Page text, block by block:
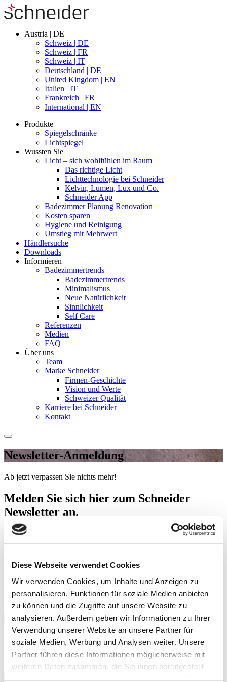
Diese Webseite verwendet Cookies
Wir verwenden Cookies, um Inhalte und Anzeigen zu
personalisieren, Funktionen für soziale Medien anbieten
zu können und die Zugriffe auf unsere Website zu
analysieren. Außerdem geben wir Informationen zu Ihrer
Verwendung unserer Website an unsere Partner für
soziale Medien, Werbung und Analysen weiter. Unsere
Partner führen diese Informationen möglicherweise mit
weiteren Daten zusammen, die Sie ihnen bereitgestellt
Austria | DE
Schweiz | DE
Schweiz | FR
Schweiz | IT
Deutschland | DE
United Kingdom | EN
Italien | IT
Frankreich | FR
International | EN
Produkte
Spiegelschränke
Lichtspiegel
Wussten Sie
Licht – sich wohlfühlen im Raum
Das richtige Licht
Lichttechnologie bei Schneider
Kelvin, Lumen, Lux und Co.
Schneider App
Badezimmer Planung Renovation
Kosten sparen
Hygiene und Reinigung
Umstieg mit Mehrwert
Händlersuche
Downloads
Informieren
Badezimmertrends
Badezimmertrends
Minimalismus
Neue Natürlichkeit
Sinnlichkeit
Self Care
Referenzen
Medien
FAQ
Über uns
Team
Marke Schneider
Firmen-Geschichte
Vision und Werte
Schweizer Qualität
Karriere bei Schneider
Kontakt
Newsletter-Anmeldung
Ab jetzt verpassen Sie nichts mehr!
Melden Sie sich hier zum Schneider
Newsletter an.
Erfahren Sie zuerst alles über Innovationen, Aktionen und Events
aus der Schneider Welt.
Für neue Inspiration
Dieser Newsletter erscheint sporadisch. Nämlich immer dann, wenn
wir überzeugt sind, Informationen zu haben, die Sie interessieren.
E-Mail
Datenschutzerklärung
Durch das Ankreuzen erklären Sie sich einverstanden, dass W.
Schneider+Co AG Ihre Daten für Marketingzwecke verwenden
darf.Datenschutzerklärung.
language